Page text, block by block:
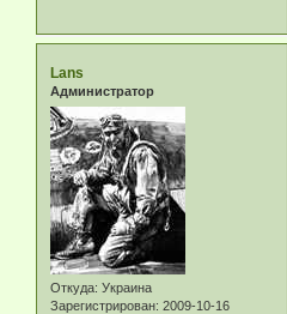
Lans
Администратор
Откуда: Украина
Зарегистрирован: 2009-10-16